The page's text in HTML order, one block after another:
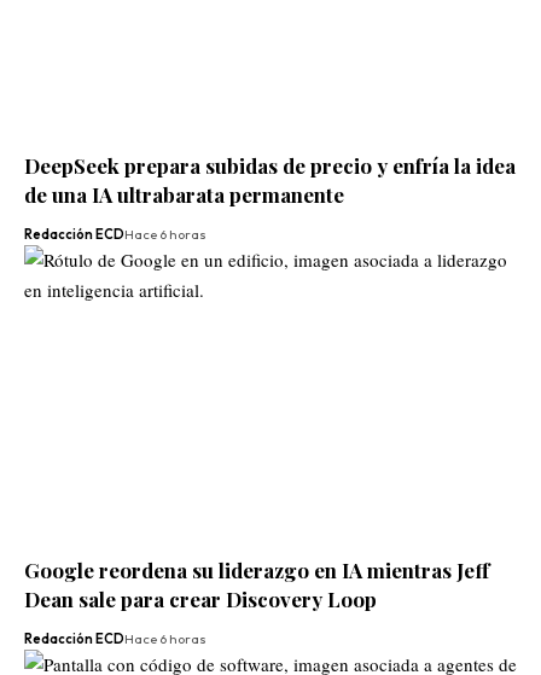
DeepSeek prepara subidas de precio y enfría la idea
de una IA ultrabarata permanente
Redacción ECDHace 6 horas
Google reordena su liderazgo en IA mientras Jeff
Dean sale para crear Discovery Loop
Redacción ECDHace 6 horas